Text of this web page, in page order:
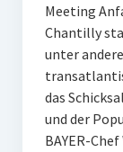
Meeting
Chantilly
unter
das
und der
BAYER-